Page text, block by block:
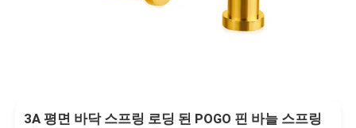
3A 평면 바닥 스프링 로딩 된 POGO 핀 바늘 스프링